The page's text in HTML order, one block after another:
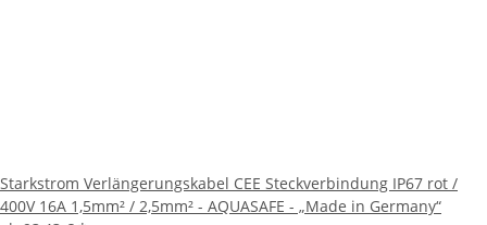
Starkstrom Verlängerungskabel CEE Steckverbindung IP67 rot /
400V 16A 1,5mm² / 2,5mm² - AQUASAFE - „Made in Germany“